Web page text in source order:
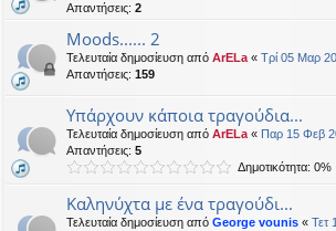
Απαντήσεις: 2
Moods...... 2
Τελευταία δημοσίευση από ArELa « Τρί 05 Μαρ
Απαντήσεις: 159
Υπάρχουν κάποια τραγούδια...
Τελευταία δημοσίευση από ArELa « Παρ 15 Φεβ
Απαντήσεις: 5
Δημοτικότητα: 0%
Καληνύχτα με ένα τραγούδι...
Τελευταία δημοσίευση από George vounis « Τετ